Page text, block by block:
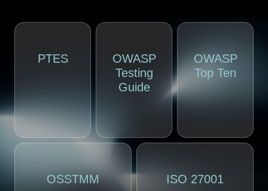
PTES
OWASP
Testing
Guide
OWASP
Top Ten
OSSTMM ISO 27001